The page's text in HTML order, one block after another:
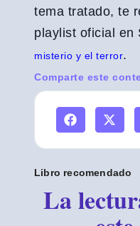
tema tratado, te
playlist oficial en
misterio y el terror.
Comparte este
Libro recomendado
La